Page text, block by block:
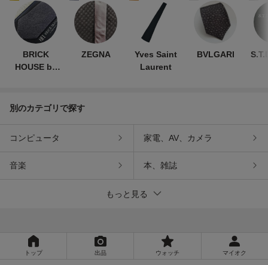
BRICK
HOUSE by
ZEGNA
Yves Saint
Laurent
BVLGARI
別のカテゴリで探す
コンピュータ 家電、AV、カメラ
音楽 本、雑誌
もっと見る
トップ 出品 ウォッチ マイオク